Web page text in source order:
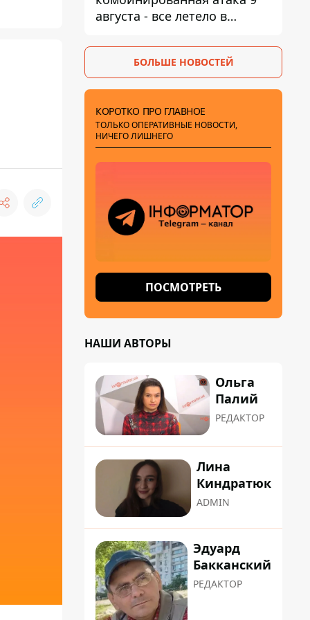
августа - все летело в
ракет
БОЛЬШЕ НОВОСТЕЙ
КОРОТКО ПРО ГЛАВНОЕ
ТОЛЬКО ОПЕРАТИВНЫЕ НОВОСТИ,
НИЧЕГО ЛИШНЕГО
ПОСМОТРЕТЬ
НАШИ АВТОРЫ
Ольга
Палий
РЕДАКТОР
Лина
Киндратюк
ADMIN
Эдуард
Бакканский
РЕДАКТОР